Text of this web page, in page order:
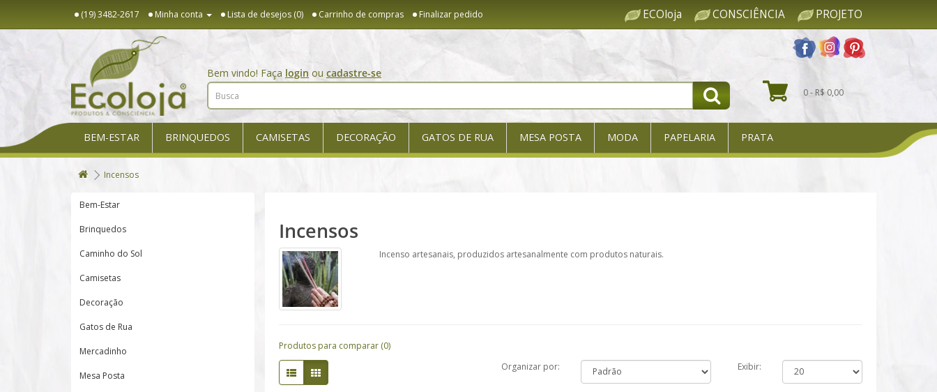
(19) 3482-2617 Minha conta Lista de desejos (0) Carrinho de compras Finalizar pedido ECOloja CONSCIÊNCIA PROJETO
Bem vindo! Faça login ou cadastre-se
0 - R$ 0,00
BEM-ESTAR BRINQUEDOS CAMISETAS DECORAÇÃO GATOS DE RUA MESA POSTA MODA PAPELARIA PRATA
Incensos
Bem-Estar
Brinquedos
Caminho do Sol
Camisetas
Decoração
Gatos de Rua
Mercadinho
Mesa Posta
Incensos
Incenso artesanais, produzidos artesanalmente com produtos naturais.
Produtos para comparar (0)
Organizar por:
Exibir: